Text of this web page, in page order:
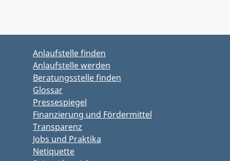
Anlaufstelle finden
Anlaufstelle werden
Beratungsstelle finden
Glossar
Pressespiegel
Finanzierung und Fördermittel
Transparenz
Jobs und Praktika
Netiquette